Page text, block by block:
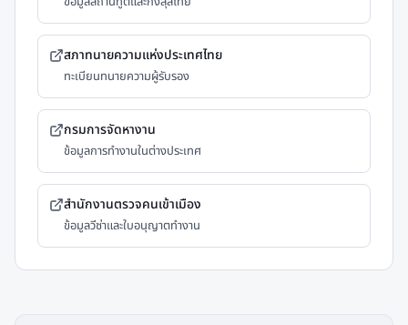
สภาทนายความแห่งประเทศไทย
ทะเบียนทนายความผู้รับรอง
กรมการจัดหางาน
ข้อมูลการทำงานในต่างประเทศ
สำนักงานตรวจคนเข้าเมือง
ข้อมูลวีซ่าและใบอนุญาตทำงาน